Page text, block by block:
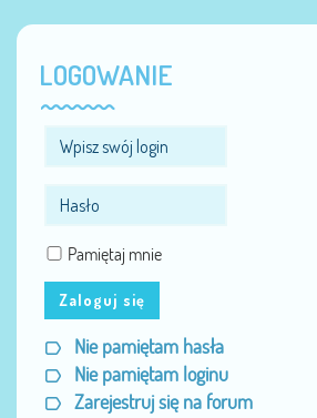
LOGOWANIE
Pamiętaj mnie
Zaloguj się
Nie pamiętam hasła
Nie pamiętam loginu
Zarejestruj się na forum